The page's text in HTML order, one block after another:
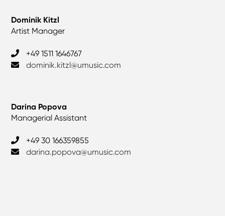
Dominik Kitzl
Artist Manager
‎+49 1511 1646767
dominik.kitzl@umusic.com
Darina Popova
Managerial Assistant
+49 30 166359855
darina.popova@umusic.com